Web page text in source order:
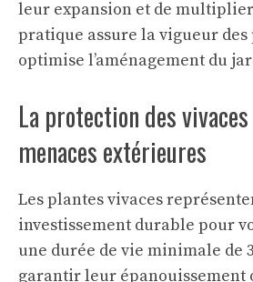
leur expansion et de
pratique assure la vigueur des
optimise l’aménagement du
La protection des
menaces extérieures
Les plantes vivaces
investissement durable pour
une durée de vie minimale de
garantir leur épanouissement